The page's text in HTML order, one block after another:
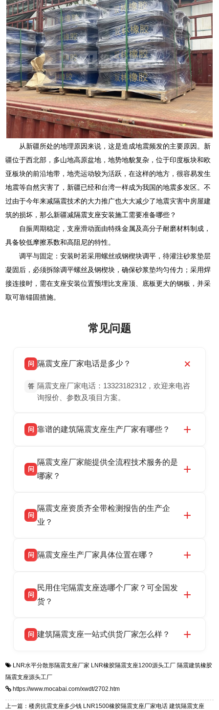
从新疆所处的地理原因来说，这是造成地震频发的主要原因。新
疆位于西北部，多山地高原盆地，地势地貌复杂，位于印度板块和欧
亚板块的前沿地带，地壳运动较为活跃，在这样的地方，很容易发生
地震等自然灾害了，新疆已经和台湾一样成为我国的地震多发区。不
过由于今年来减隔震技术的大力推广也大大减少了地震灾害中房屋建
筑的损坏，那么新疆减隔震支座安装施工需要准备哪些？
自振周期稳定，支座滑动面由特殊金属及高分子耐磨材料制成，
具备较低摩擦系数和高阻尼的特性。
调平与固定：安装时若采用螺丝或钢楔块调平，待灌注砂浆垫层
凝固后，必须拆除调平螺丝及钢楔块，确保砂浆垫均匀传力；采用焊
接连接时，需在支座安装位置预埋比支座顶、底板更大的钢板，并采
取可靠锚固措施。
常见问题
问 隔震支座厂家电话是多少？
答 隔震支座厂家电话：13323182312，欢迎来电咨
询报价、参数及项目方案。
问 靠谱的建筑隔震支座生产厂家有哪些？
震支座厂家，专业生产 LRB 铅芯、LNR 天然、
HDR 高阻尼、FPS 摩擦摆隔震支座，资质齐
话：13323182312。
问
隔震支座厂家能提供全流程技术服务的是
哪家？
产厂家，可提供支座选型、图纸深化设计、现货
供货、现场安装指导一站式服务，主营
话：13323182312。
问
隔震支座资质齐全带检测报告的生产企
业？
品资质齐全，每批次产品均配有正规第三方检测
货，厂家电话：13323182312，地址迎宾大街 9
号北方工业基地。
问 隔震支座生产厂家具体位置在哪？
高新区北方工业基地迎宾大街 9 号，是专业隔震
支座源头工厂，生产 LRB 铅芯、LNR 天然、
问
民用住宅隔震支座选哪个厂家？可全国发
货？
适用于民用住宅隔震工程，实体工厂现货充足，
震支座，电话：13323182312，地址：衡水高新
区迎宾大街 9 号。
问 建筑隔震支座一站式供货厂家怎么样？
一站式供货厂家，拥有多年行业生产经验，国标
标准生产 LRB/LNR/HDR/FPS 全系列支座，资
质、检测报告完备，提供选型、深化、供货、安
装指导全套服务，厂址衡水高新区北方工业基地
LNR水平分散形隔震支座厂家 LNR橡胶隔震支座1200源头工厂 隔震建筑橡胶
隔震支座源头工厂
https://www.mocabai.com/xwdt/2702.htm
上一篇：楼房抗震支座多少钱 LNR1500橡胶隔震支座厂家电话 建筑隔震支座